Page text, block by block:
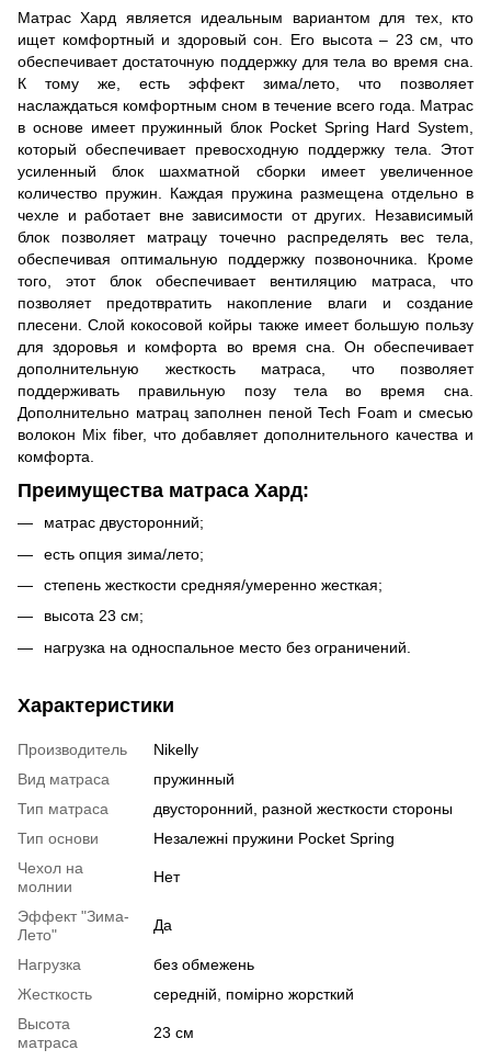
Матрас Хард является идеальным вариантом для тех, кто
ищет комфортный и здоровый сон. Его высота – 23 см, что
обеспечивает достаточную поддержку для тела во время сна.
К тому же, есть эффект зима/лето, что позволяет
наслаждаться комфортным сном в течение всего года. Матрас
в основе имеет пружинный блок Pocket Spring Hard System,
который обеспечивает превосходную поддержку тела. Этот
усиленный блок шахматной сборки имеет увеличенное
количество пружин. Каждая пружина размещена отдельно в
чехле и работает вне зависимости от других. Независимый
блок позволяет матрацу точечно распределять вес тела,
обеспечивая оптимальную поддержку позвоночника. Кроме
того, этот блок обеспечивает вентиляцию матраса, что
позволяет предотвратить накопление влаги и создание
плесени. Слой кокосовой койры также имеет большую пользу
для здоровья и комфорта во время сна. Он обеспечивает
дополнительную жесткость матраса, что позволяет
поддерживать правильную позу тела во время сна.
Дополнительно матрац заполнен пеной Tech Foam и смесью
волокон Mix fiber, что добавляет дополнительного качества и
комфорта.
Преимущества матраса Хард:
матрас двусторонний;
есть опция зима/лето;
степень жесткости средняя/умеренно жесткая;
высота 23 см;
нагрузка на односпальное место без ограничений.
Характеристики
Производитель
Nikelly
Вид матраса
пружинный
Тип матраса
двусторонний, разной жесткости стороны
Тип основи
Незалежні пружини Pocket Spring
Чехол на
молнии
Нет
Эффект "Зима-
Лето"
Да
Нагрузка
без обмежень
Жесткость
середній, помірно жорсткий
Высота
матраса
23 см